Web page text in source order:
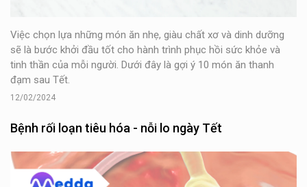
Việc chọn lựa những món ăn nhẹ, giàu chất xơ và dinh dưỡng
sẽ là bước khởi đầu tốt cho hành trình phục hồi sức khỏe và
tinh thần của mỗi người. Dưới đây là gợi ý 10 món ăn thanh
đạm sau Tết.
12/02/2024
Bệnh rối loạn tiêu hóa - nỗi lo ngày Tết